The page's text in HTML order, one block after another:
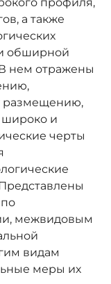
а также
обширной
нем отражены
размещению,
широко и
черты
межвидовым
видам
меры их